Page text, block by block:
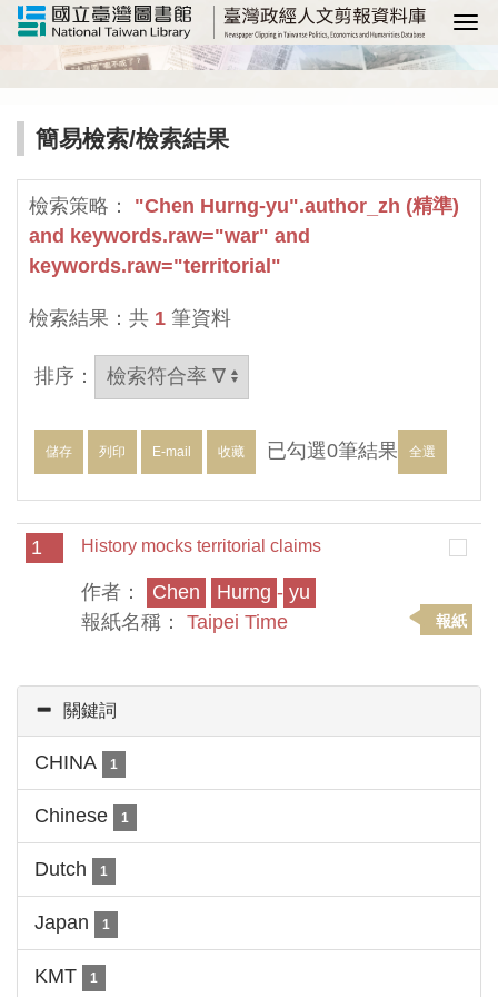
選
簡易檢索/檢索結果
檢索策略：
"Chen Hurng-yu".author_zh (精準)
and keywords.raw="war" and
keywords.raw="territorial"
檢索結果：共 1 筆資料
排序：
儲存 列印 E-mail 收藏 已勾選0筆結果 全選
1 History mocks territorial claims
作者： Chen Hurng - yu
報紙名稱： Taipei Time 報紙
關鍵詞
CHINA 1
Chinese 1
Dutch 1
Japan 1
KMT 1